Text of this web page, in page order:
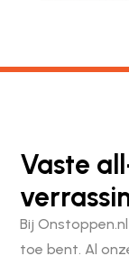
Vaste
Bij
toe bent. Al